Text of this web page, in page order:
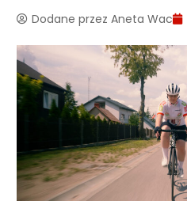
Dodane przez Aneta Wac